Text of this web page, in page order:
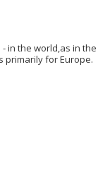
in the world,as in the
primarily for Europe.